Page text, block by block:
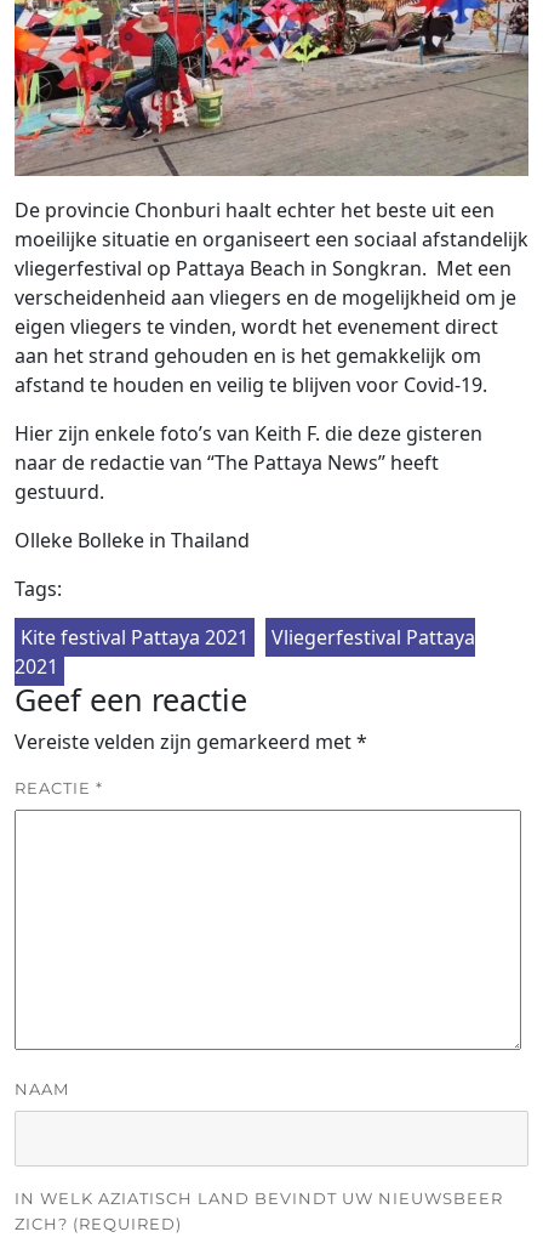
De provincie Chonburi haalt echter het beste uit een
moeilijke situatie en organiseert een sociaal afstandelijk
vliegerfestival op Pattaya Beach in Songkran. Met een
verscheidenheid aan vliegers en de mogelijkheid om je
eigen vliegers te vinden, wordt het evenement direct
aan het strand gehouden en is het gemakkelijk om
afstand te houden en veilig te blijven voor Covid-19.
Hier zijn enkele foto’s van Keith F. die deze gisteren
naar de redactie van “The Pattaya News” heeft
gestuurd.
Olleke Bolleke in Thailand
Tags:
Kite festival Pattaya 2021
Vliegerfestival Pattaya
2021
Geef een reactie
Vereiste velden zijn gemarkeerd met*
REACTIE *
NAAM
IN WELK AZIATISCH LAND BEVINDT UW NIEUWSBEER
ZICH? (REQUIRED)